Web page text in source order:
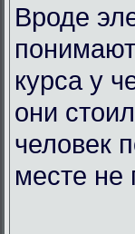
Вроде
курса у
они
человек
месте не